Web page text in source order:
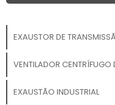
EXAUSTOR DE
VENTILADOR CENTRÍFUGO
EXAUSTÃO INDUSTRIAL